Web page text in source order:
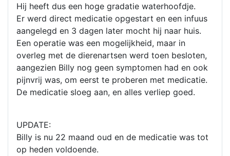
Hij heeft dus een hoge gradatie waterhoofdje.
Er werd direct medicatie opgestart en een infuus
aangelegd en 3 dagen later mocht hij naar huis.
Een operatie was een mogelijkheid, maar in
overleg met de dierenartsen werd toen besloten,
aangezien Billy nog geen symptomen had en ook
pijnvrij was, om eerst te proberen met medicatie.
De medicatie sloeg aan, en alles verliep goed.
UPDATE:
Billy is nu 22 maand oud en de medicatie was tot
op heden voldoende.